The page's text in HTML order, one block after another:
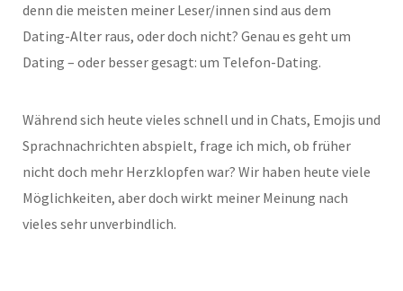
denn die meisten meiner Leser/innen sind aus dem
Dating-Alter raus, oder doch nicht? Genau es geht um
Dating – oder besser gesagt: um Telefon-Dating.
Während sich heute vieles schnell und in Chats, Emojis und
Sprachnachrichten abspielt, frage ich mich, ob früher
nicht doch mehr Herzklopfen war? Wir haben heute viele
Möglichkeiten, aber doch wirkt meiner Meinung nach
vieles sehr unverbindlich.